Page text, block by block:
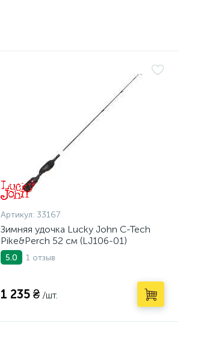
Артикул: 33167
Зимняя удочка Lucky John C-Tech
Pike&Perch 52 см (LJ106-01)
5.0 1 отзыв
1 235 ₴ /шт.